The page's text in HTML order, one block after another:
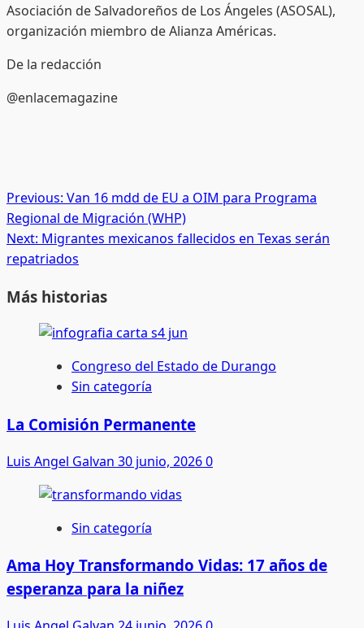
Asociación de Salvadoreños de Los Ángeles (ASOSAL),
organización miembro de Alianza Américas.
De la redacción
@enlacemagazine
Post
navigation
Previous: Van 16 mdd de EU a OIM para Programa
Regional de Migración (WHP)
Next: Migrantes mexicanos fallecidos en Texas serán
repatriados
Más historias
Congreso del Estado de Durango
Sin categoría
La Comisión Permanente
Luis Angel Galvan 30 junio, 20260
Sin categoría
Ama Hoy Transformando Vidas: 17 años de
esperanza para la niñez